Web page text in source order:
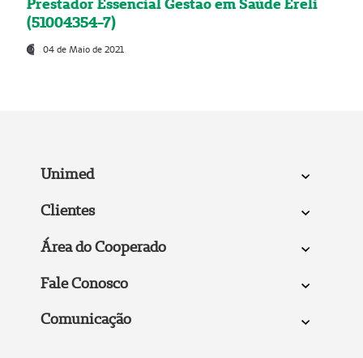
(51004354-7)
04 de Maio de 2021
Unimed
Clientes
Área do Cooperado
Fale Conosco
Comunicação